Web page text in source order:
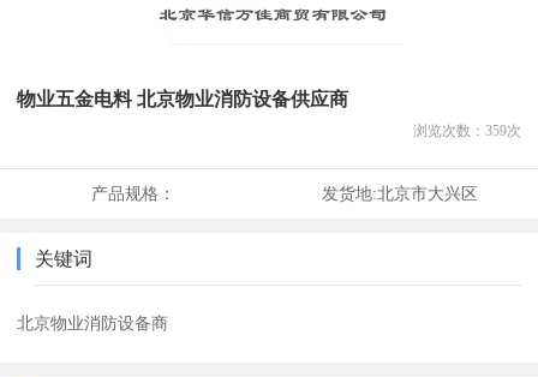
物业五金电料 北京物业消防设备供应商
浏览次数： 359次
产品规格： 发货地:北京市大兴区
关键词
北京物业消防设备商